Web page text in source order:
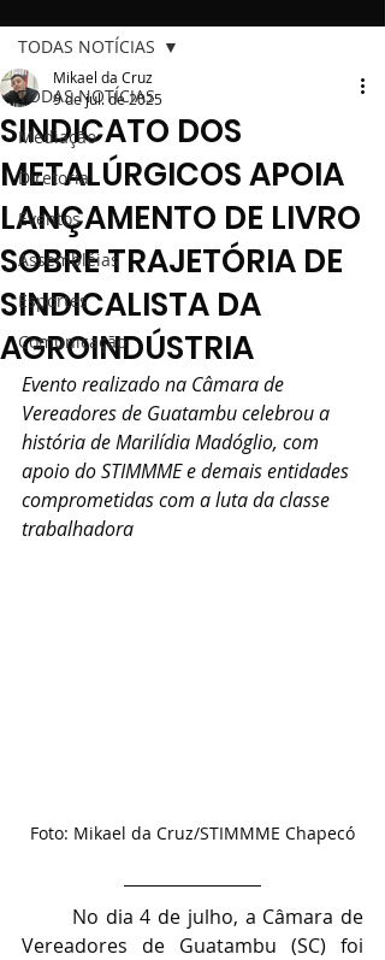
TODAS NOTÍCIAS
Mediação
Diretoria
Eventos
Assembléias
Esportes
Comunicação
TODAS NOTÍCIAS
SINDICATO DOS
METALÚRGICOS APOIA
LANÇAMENTO DE LIVRO
SOBRE TRAJETÓRIA DE
SINDICALISTA DA
AGROINDÚSTRIA
Mikael da Cruz
9 de jul. de 2025
Evento realizado na Câmara de
Vereadores de Guatambu celebrou a
história de Marilídia Madóglio, com
apoio do STIMMME e demais entidades
comprometidas com a luta da classe
trabalhadora
Foto: Mikael da Cruz/STIMMME Chapecó
Vereadores de Guatambu (SC) foi